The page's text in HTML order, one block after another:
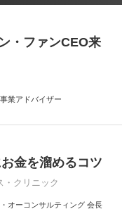
・ファンCEO来
業アドバイザー
金を溜めるコツ
・クリニック
オーコンサルティング 会長